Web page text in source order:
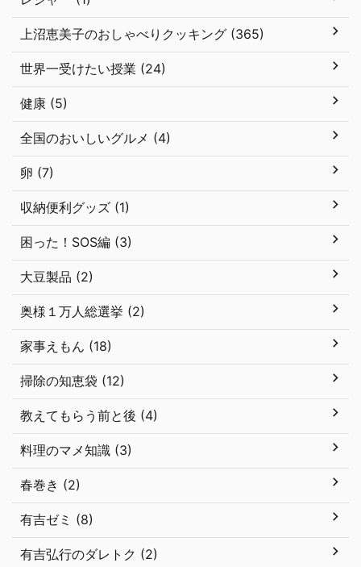
上沼恵美子のおしゃべりクッキング (365)
世界一受けたい授業 (24)
健康 (5)
全国のおいしいグルメ (4)
卵 (7)
収納便利グッズ (1)
困った！SOS編 (3)
大豆製品 (2)
奥様１万人総選挙 (2)
家事えもん (18)
掃除の知恵袋 (12)
教えてもらう前と後 (4)
料理のマメ知識 (3)
春巻き (2)
有吉ゼミ (8)
有吉弘行のダレトク (2)